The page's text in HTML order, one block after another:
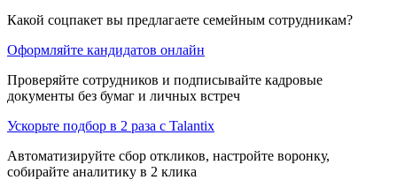
Какой соцпакет вы предлагаете семейным сотрудникам?
Оформляйте кандидатов онлайн
Проверяйте сотрудников и подписывайте кадровые
документы без бумаг и личных встреч
Ускорьте подбор в 2 раза с Talantix
Автоматизируйте сбор откликов, настройте воронку,
собирайте аналитику в 2 клика